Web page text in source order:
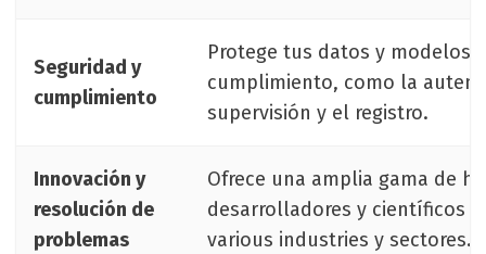
Seguridad y
cumplimiento
Protege tus datos y modelos
cumplimiento, como la
supervisión y el registro.
Innovación y
resolución de
problemas
Ofrece una amplia gama de
desarrolladores y científicos
various industries y sectores.